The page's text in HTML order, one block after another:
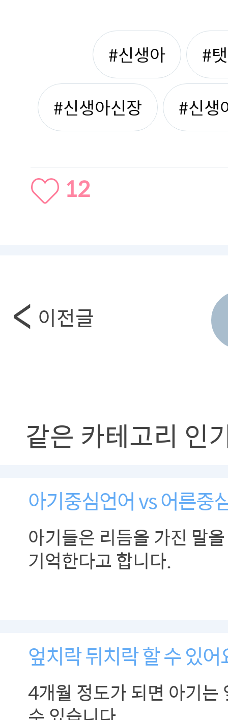
#신생아 #
#신생아신장 #신생
12
이전글
같은 카테고리 인
아기중심언어 vs 어른중
아기들은 리듬을 가진 말
기억한다고 합니다.
엎치락 뒤치락 할 수 있
4개월 정도가 되면 아기는